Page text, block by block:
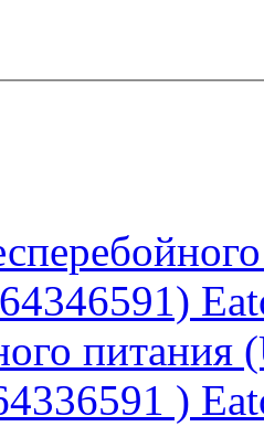
питания
)